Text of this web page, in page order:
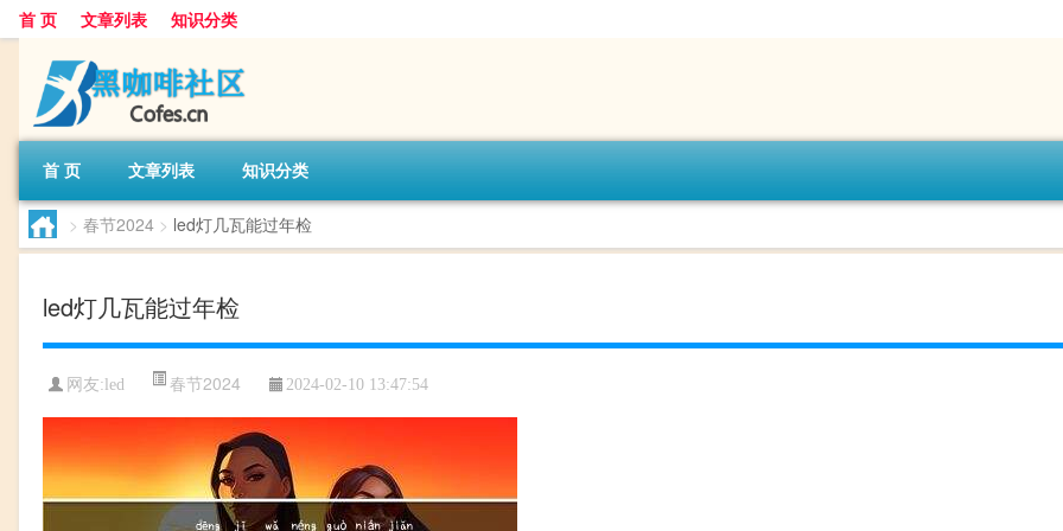
首 页 文章列表 知识分类
首 页 文章列表 知识分类
> 春节2024 > led灯几瓦能过年检
led灯几瓦能过年检
网友: led 春节2024 2024-02-10 13:47:54